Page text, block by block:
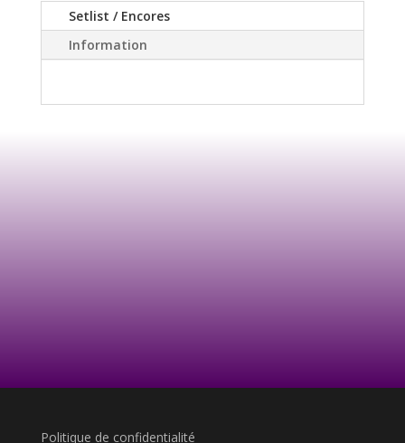
Setlist / Encores
Information
Politique de confidentialité